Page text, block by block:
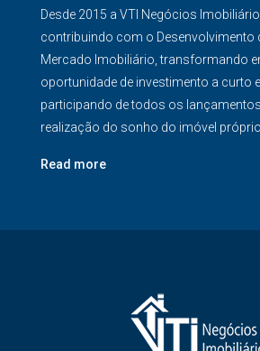
Desde 2015 a VTI Negócios
contribuindo com o Desenvolvimento
Mercado Imobiliário, transformando
oportunidade de investimento a curto
participando de todos os
realização do sonho do imóvel próprio.
Read more